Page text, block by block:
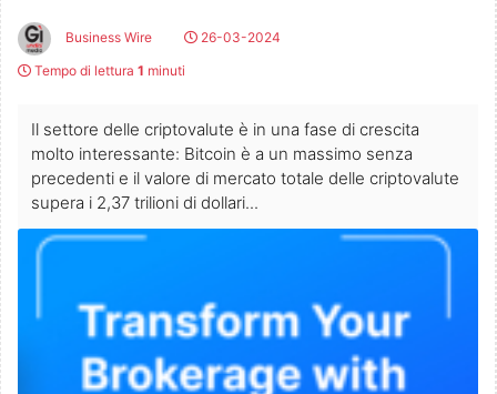
Business Wire
26-03-2024
Tempo di lettura 1 minuti
Il settore delle criptovalute è in una fase di crescita
molto interessante: Bitcoin è a un massimo senza
precedenti e il valore di mercato totale delle criptovalute
supera i 2,37 trilioni di dollari...